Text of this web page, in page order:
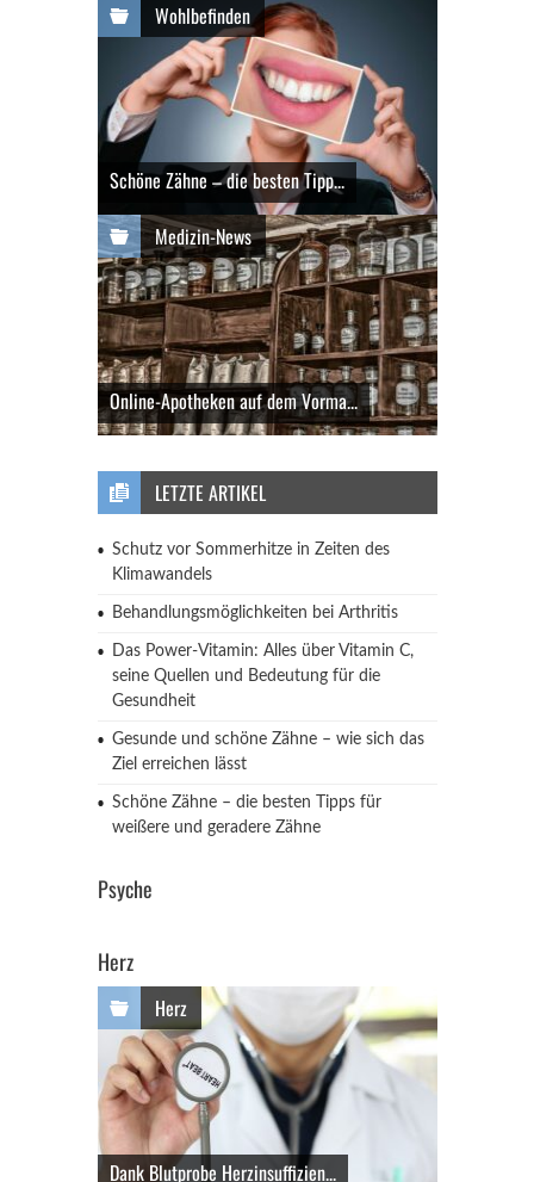
Wohlbefinden
Schöne Zähne – die besten Tipp...
Medizin-News
Online-Apotheken auf dem Vorma...
LETZTE ARTIKEL
Schutz vor Sommerhitze in Zeiten des
Klimawandels
Behandlungsmöglichkeiten bei Arthritis
Das Power-Vitamin: Alles über Vitamin C,
seine Quellen und Bedeutung für die
Gesundheit
Gesunde und schöne Zähne – wie sich das
Ziel erreichen lässt
Schöne Zähne – die besten Tipps für
weißere und geradere Zähne
Psyche
Herz
Herz
Dank Blutprobe Herzinsuffizien...